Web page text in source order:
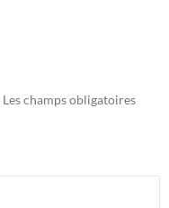
Les champs obligatoires